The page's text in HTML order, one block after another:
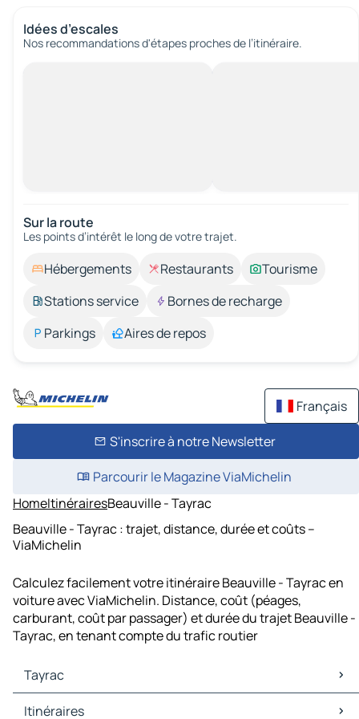
Idées d’escales
Nos recommandations d'étapes proches de l’itinéraire.
Sur la route
Les points d’intérêt le long de votre trajet.
Hébergements Restaurants
Tourisme
Stations service
Bornes de recharge
Parkings
Aires de repos
Français
S'inscrire à notre Newsletter
Parcourir le Magazine ViaMichelin
HomeItinérairesBeauville - Tayrac
Beauville - Tayrac : trajet, distance, durée et coûts –
ViaMichelin
Calculez facilement votre itinéraire Beauville - Tayrac en
voiture avec ViaMichelin. Distance, coût (péages,
carburant, coût par passager) et durée du trajet Beauville -
Tayrac, en tenant compte du trafic routier
Tayrac
Tayrac Cartes et plans
Itinéraires